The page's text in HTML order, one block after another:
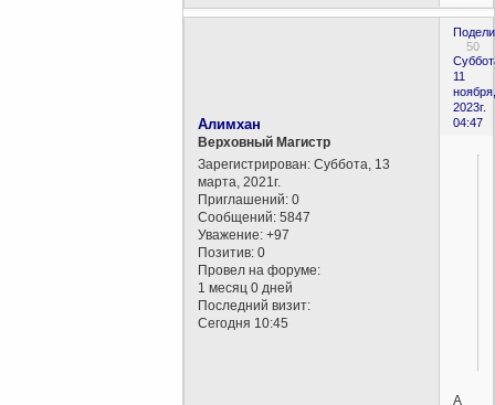
50
11
ноября,
2023г.
04:47
Алимхан
Верховный Магистр
Зарегистрирован: Суббота, 13
марта, 2021г.
Приглашений: 0
Сообщений: 5847
Уважение: +97
Позитив: 0
Провел на форуме:
1 месяц 0 дней
Последний визит:
Сегодня 10:45
А